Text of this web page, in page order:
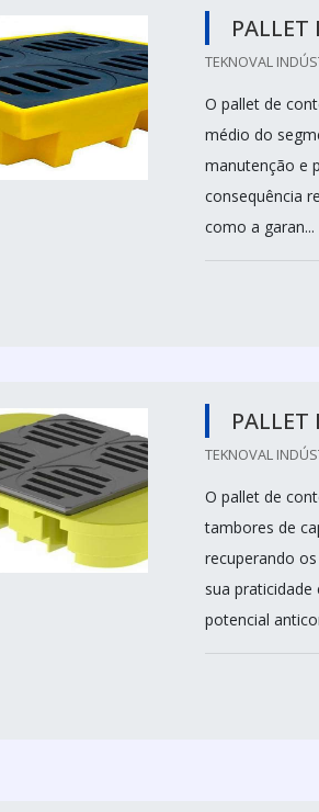
PALLET
TEKNOVAL
O pallet de
médio do
manutenção e
consequência
como a garan...
PALLET
TEKNOVAL
O pallet de
tambores de
recuperando
sua
potencial